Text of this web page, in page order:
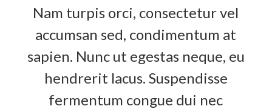
Nam turpis orci, consectetur vel
accumsan sed, condimentum at
sapien. Nunc ut egestas neque, eu
hendrerit lacus. Suspendisse
fermentum congue dui nec